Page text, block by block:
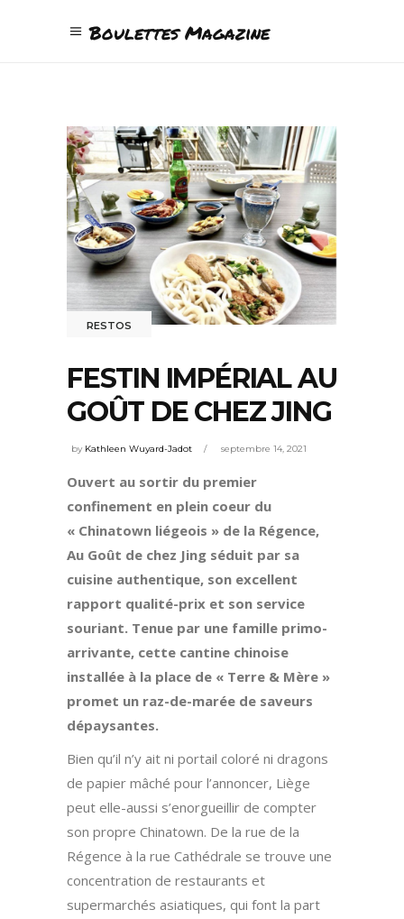
Boulettes Magazine
RESTOS
FESTIN IMPÉRIAL AU
GOÛT DE CHEZ JING
by Kathleen Wuyard-Jadot septembre 14, 2021
Ouvert au sortir du premier
confinement en plein coeur du
« Chinatown liégeois » de la Régence,
Au Goût de chez Jing séduit par sa
cuisine authentique, son excellent
rapport qualité-prix et son service
souriant. Tenue par une famille primo-
arrivante, cette cantine chinoise
installée à la place de « Terre & Mère »
promet un raz-de-marée de saveurs
dépaysantes.
Bien qu’il n’y ait ni portail coloré ni dragons
de papier mâché pour l’annoncer, Liège
peut elle-aussi s’enorgueillir de compter
son propre Chinatown. De la rue de la
Régence à la rue Cathédrale se trouve une
concentration de restaurants et
supermarchés asiatiques, qui font la part